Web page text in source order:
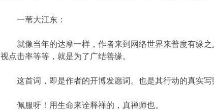
一苇大江东：
就像当年的达摩一样，作者来到网络世界来普度有缘之
视点击率等等，就是为了广结善缘。
这首词，即是作者的开博发愿词。也是其行动的真实写
佩服呀！用生命来诠释禅的，真禅师也。